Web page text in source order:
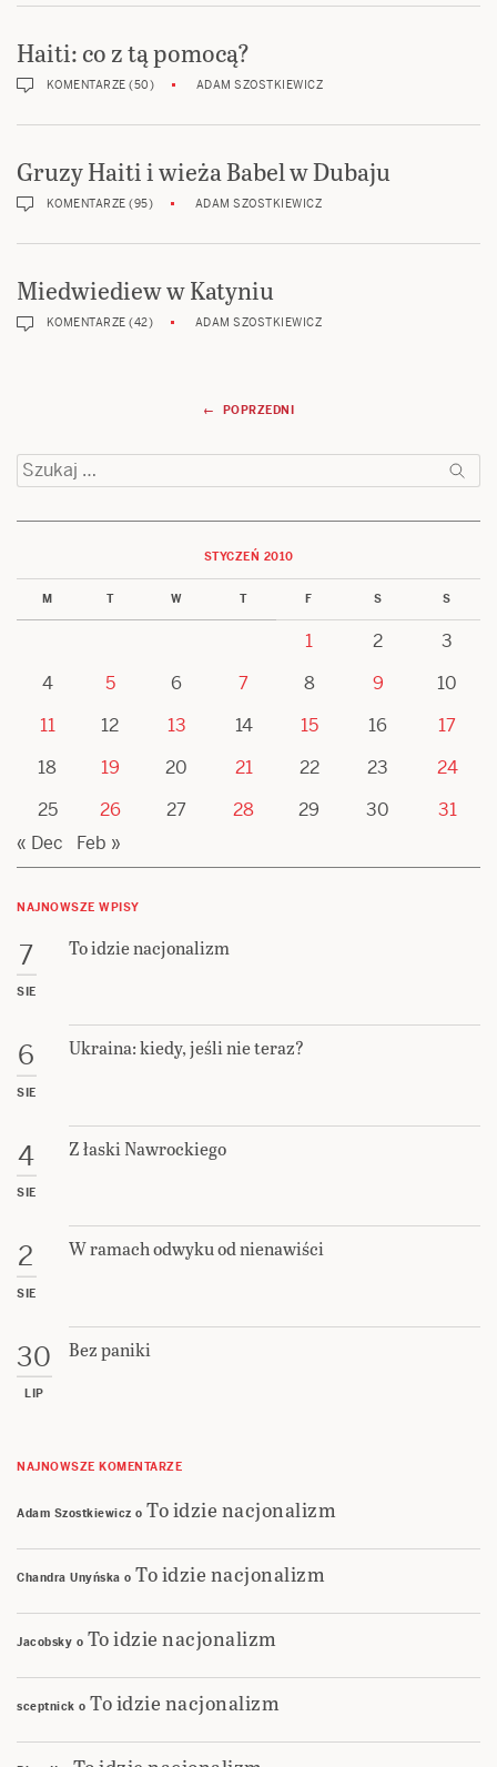
Haiti: co z tą pomocą?
KOMENTARZE (50) ADAM SZOSTKIEWICZ
Gruzy Haiti i wieża Babel w Dubaju
KOMENTARZE (95) ADAM SZOSTKIEWICZ
Miedwiediew w Katyniu
KOMENTARZE (42) ADAM SZOSTKIEWICZ
wpisów
← POPRZEDNI
Szukaj:
STYCZEŃ 2010
M T W T F S S
1 2
3
4
5 6 7 8 9
10
11
12 13 14 15 16
17
18
19 20 21 22 23
24
25
26 27 28 29 30
31
« Dec
Feb »
NAJNOWSZE WPISY
7
SIE
To idzie nacjonalizm
6
SIE
Ukraina: kiedy, jeśli nie teraz?
4
SIE
Z łaski Nawrockiego
2
SIE
W ramach odwyku od nienawiści
30
LIP
Bez paniki
NAJNOWSZE KOMENTARZE
Adam Szostkiewicz o To idzie nacjonalizm
Chandra Unyńska o To idzie nacjonalizm
Jacobsky o To idzie nacjonalizm
sceptnick o To idzie nacjonalizm